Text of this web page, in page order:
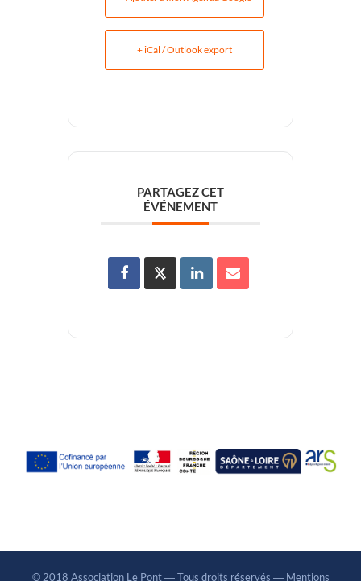
+ iCal / Outlook export
PARTAGEZ CET
ÉVÉNEMENT
© 2018 Association Le Pont ― Tous droits réservés ― Mentions